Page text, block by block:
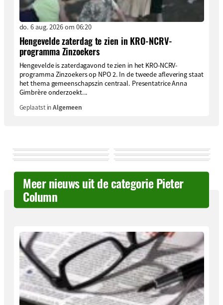
do. 6 aug. 2026 om 06:20
Hengevelde zaterdag te zien in KRO-NCRV-
programma Zinzoekers
Hengevelde is zaterdagavond te zien in het KRO-NCRV-
programma Zinzoekers op NPO 2. In de tweede aflevering staat
het thema gemeenschapszin centraal. Presentatrice Anna
Gimbrère onderzoekt...
Geplaatst inAlgemeen
Meer nieuws uit de categorie Pieter
Column